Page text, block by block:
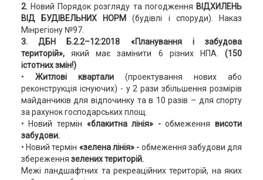
2. Новий Порядок розгляду та погодження ВІДХИЛЕНЬ
ВІД БУДІВЕЛЬНИХ НОРМ(будівлі і споруди). Наказ
Мінрегіону №97.
3. ДБН Б.2.2–12:2018 «Планування і забудова
територій»,який має замінити 6 різних НПА.(150
істотних змін!)
• Житлові квартали(проектування нових або
реконструкція існуючих) - у 2 рази збільшення розмірів
майданчиків для відпочинку та в 10 разів – для спорту
за рахунок господарських площ.
• Новий термін «блакитна лінія» -обмеження висоти
забудови.
• Новий термін «зелена лінія» - обмеження забудови для
збереження зелених територій.
Межі ландшафтних та рекреаційних територій, на яких